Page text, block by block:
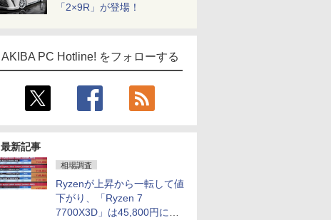
「2×9R」が登場！
AKIBA PC Hotline! をフォローする
最新記事
相場調査
Ryzenが上昇から一転して値
下がり、「Ryzen 7
7700X3D」は45,800円に急